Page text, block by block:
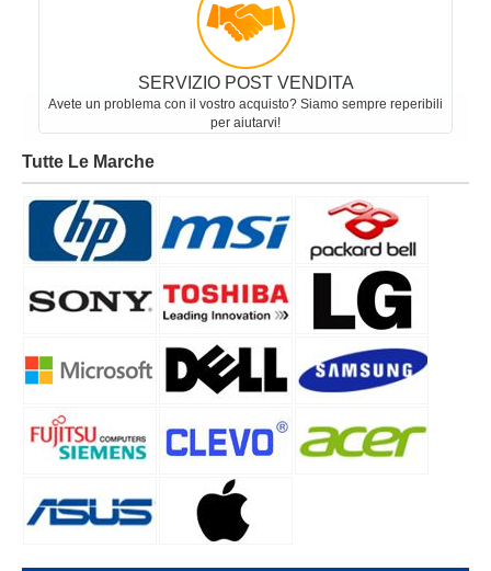
SERVIZIO POST VENDITA
Avete un problema con il vostro acquisto? Siamo sempre reperibili
per aiutarvi!
Tutte Le Marche